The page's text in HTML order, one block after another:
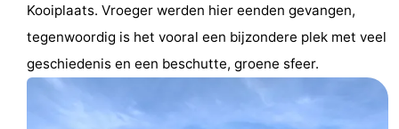
Zwembaden
Kooiplaats. Vroeger werden hier eenden gevangen,
tegenwoordig is het vooral een bijzondere plek met veel
geschiedenis en een beschutte, groene sfeer.